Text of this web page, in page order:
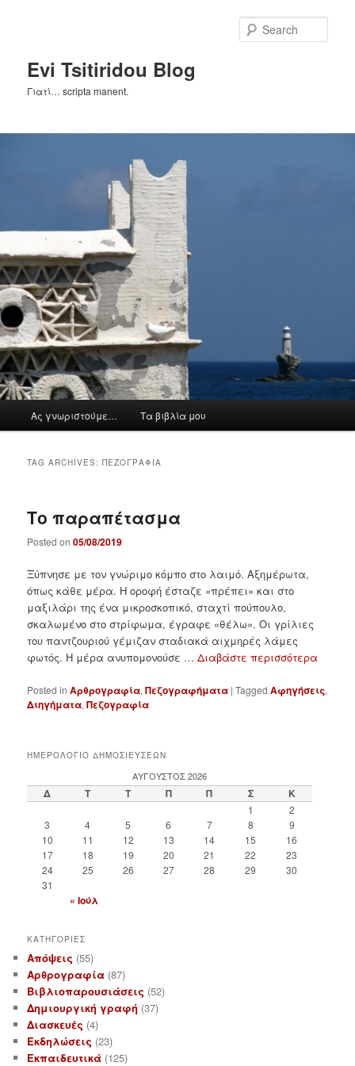
Evi Tsitiridou Blog
Γιατί… scripta manent.
Ας γνωριστούμε… Τα βιβλία μου
TAG ARCHIVES:ΠΕΖΟΓΡΑΦΊΑ
Το παραπέτασμα
Posted on05/08/2019
Ξύπνησε με τον γνώριμο κόμπο στο λαιμό. Αξημέρωτα,
όπως κάθε μέρα. Η οροφή έσταζε «πρέπει» και στο
μαξιλάρι της ένα μικροσκοπικό, σταχτί πούπουλο,
σκαλωμένο στο στρίφωμα, έγραφε «θέλω». Οι γρίλιες
του παντζουριού γέμιζαν σταδιακά αιχμηρές λάμες
φωτός. Η μέρα ανυπομονούσε …Διαβάστε περισσότερα
Posted in Αρθρογραφία,Πεζογραφήματα |Tagged Αφηγήσεις,
Διηγήματα,Πεζογραφία
ΗΜΕΡΟΛΟΓΙΟ ΔΗΜΟΣΙΕΥΣΕΩΝ
ΑΎΓΟΥΣΤΟΣ 2026
Δ Τ Τ Π Π Σ Κ
1
2
3
4 5 6 7 8
9
10
11 12 13 14 15
16
17
18 19 20 21 22
23
24
25 26 27 28 29
30
31
« Ιούλ
ΚΑΤΗΓΟΡΙΕΣ
Απόψεις (55)
Αρθρογραφία (87)
Βιβλιοπαρουσιάσεις (52)
Δημιουργική γραφή (37)
Διασκευές (4)
Εκδηλώσεις (23)
Εκπαιδευτικά (125)